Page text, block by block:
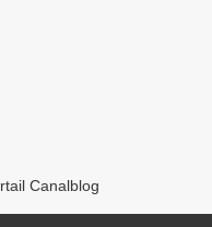
Canalblog